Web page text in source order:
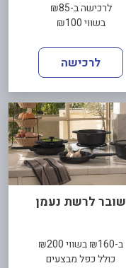
לרכישה ב-₪85
בשווי ₪100
לרכישה
שובר לרשת נעמן
ב-₪160 בשווי ₪200
כולל כפל מבצעים